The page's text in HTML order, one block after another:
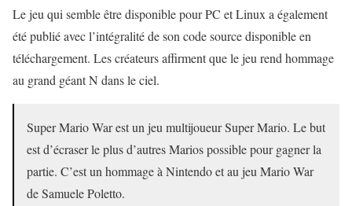
Le jeu qui semble être disponible pour PC et Linux a également
été publié avec l’intégralité de son code source disponible en
téléchargement. Les créateurs affirment que le jeu rend hommage
au grand géant N dans le ciel.
Super Mario War est un jeu multijoueur Super Mario. Le but
est d’écraser le plus d’autres Marios possible pour gagner la
partie. C’est un hommage à Nintendo et au jeu Mario War
de Samuele Poletto.